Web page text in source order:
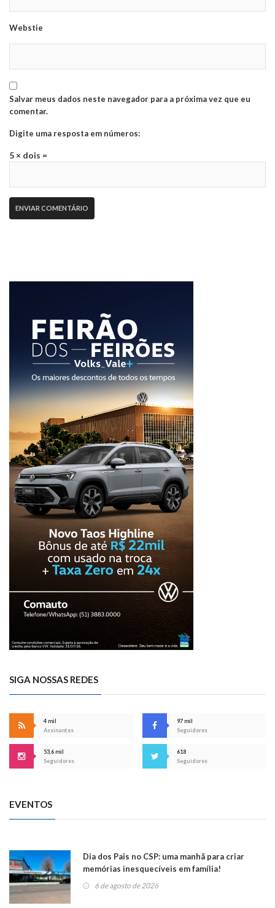
Webstie
Salvar meus dados neste navegador para a próxima vez que eu
comentar.
Digite uma resposta em números:
5 × dois =
SIGA NOSSAS REDES
4 mil
Assinantes
97 mil
Seguidores
53,6 mil
Seguidores
618
Seguidores
EVENTOS
Dia dos Pais no CSP: uma manhã para criar
memórias inesquecíveis em família!
6 de agosto de 2026